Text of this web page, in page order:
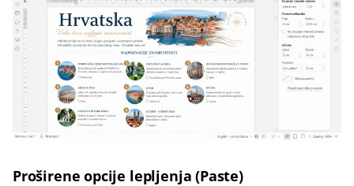
Proširene opcije lepljenja (Paste)